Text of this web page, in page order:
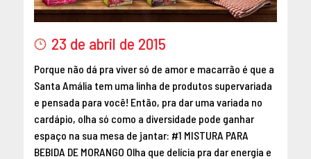
MAIO 2016
MARÇO 2016
FEVEREIRO 2016
JANEIRO 2016
DEZEMBRO 2015
NOVEMBRO 2015
OUTUBRO 2015
23 de abril de 2015
Porque não dá pra viver só de amor e macarrão é que a
Santa Amália tem uma linha de produtos supervariada
e pensada para você! Então, pra dar uma variada no
cardápio, olha só como a diversidade pode ganhar
espaço na sua mesa de jantar: #1 MISTURA PARA
BEBIDA DE MORANGO Olha que delícia pra dar energia e